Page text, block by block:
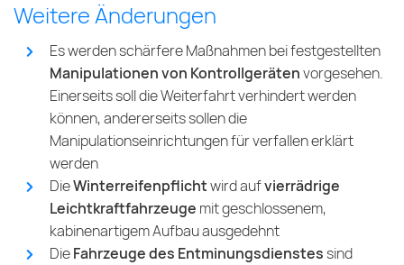
Weitere Änderungen
Es werden schärfere Maßnahmen bei festgestellten
Manipulationen von Kontrollgerätenvorgesehen.
Einerseits soll die Weiterfahrt verhindert werden
können, andererseits sollen die
Manipulationseinrichtungen für verfallen erklärt
werden
DieWinterreifenpflichtwird aufvierrädrige
Leichtkraftfahrzeuge mit geschlossenem,
kabinenartigem Aufbau ausgedehnt
DieFahrzeuge des Entminungsdienstes sind